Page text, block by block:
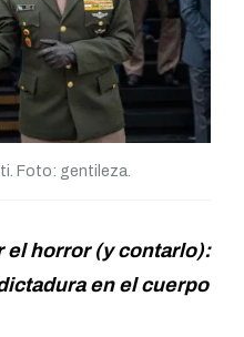
Foto: gentileza.
el horror (y contarlo):
en el cuerpo